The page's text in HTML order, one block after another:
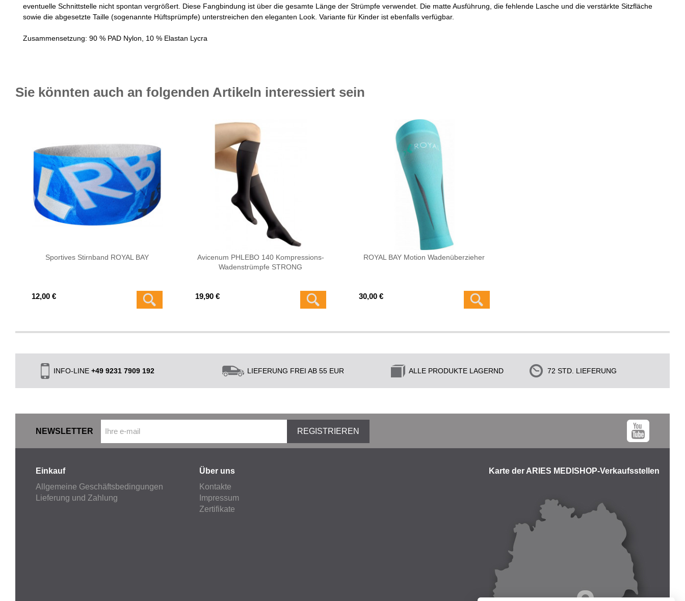
eventuelle Schnittstelle nicht spontan vergrößert. Diese Fangbindung ist über die gesamte Länge der Strümpfe verwendet. Die matte Ausführung, die fehlende Lasche und die verstärkte Sitzfläche
sowie die abgesetzte Taille (sogenannte Hüftsprümpfe) unterstreichen den eleganten Look. Variante für Kinder ist ebenfalls verfügbar.
Zusammensetzung: 90 % PAD Nylon, 10 % Elastan Lycra
Sie könnten auch an folgenden Artikeln interessiert sein
Sportives Stirnband ROYAL BAY
12,00 €
Avicenum PHLEBO 140 Kompressions-
Wadenstrümpfe STRONG
19,90 €
ROYAL BAY Motion Wadenüberzieher
30,00 €
INFO-LINE +49 9231 7909 192 LIEFERUNG FREI AB 55 EUR ALLE PRODUKTE LAGERND 72 STD. LIEFERUNG
NEWSLETTER REGISTRIEREN
Einkauf
Allgemeine Geschäftsbedingungen
Lieferung und Zahlung
Über uns
Kontakte
Impressum
Zertifikate
Karte der ARIES MEDISHOP-Verkaufsstellen